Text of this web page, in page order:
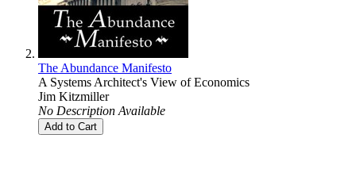
The Abundance Manifesto
A Systems Architect's View of Economics
Jim Kitzmiller
No Description Available
Add to Cart